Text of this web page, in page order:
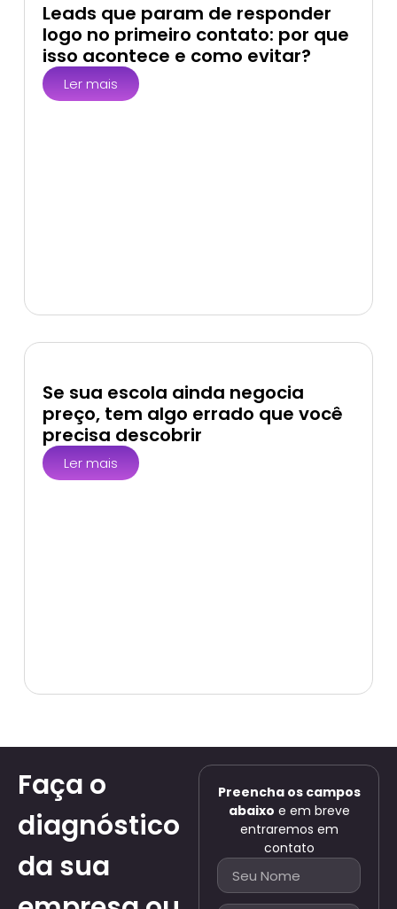
Leads que param de responder
logo no primeiro contato: por que
isso acontece e como evitar?
Ler mais
Se sua escola ainda negocia
preço, tem algo errado que você
precisa descobrir
Ler mais
Faça o
diagnóstico
da sua
Preencha os campos
abaixo e em breve
entraremos em
contato